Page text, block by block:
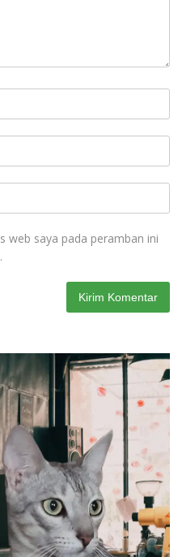
web saya pada peramban ini